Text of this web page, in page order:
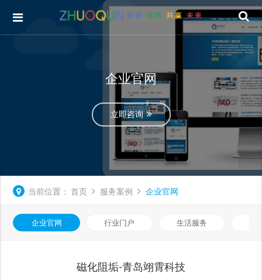
企业官网
立即咨询
当前位置： 首页 服务案例 企业官网
企业官网 行业门户 生活服务
磁化阻垢-青岛翊霄科技